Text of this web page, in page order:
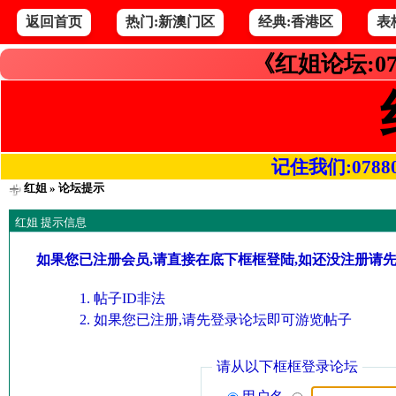
返回首页 热门:新澳门区 经典:香港区 表
《红姐论坛
记住我们
红姐» 论坛提示
红姐 提示信息
如果您已注册会员,请直接在底下框框登陆,如还没注册请
帖子ID非法
如果您已注册,请先登录论坛即可游览帖子
请从以下框框登录论坛